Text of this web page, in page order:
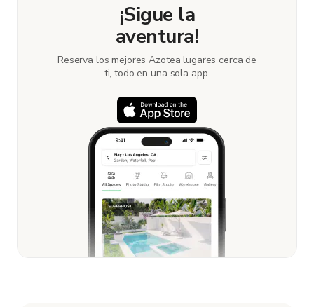
¡Sigue la
aventura!
Reserva los mejores Azotea lugares cerca de
ti, todo en una sola app.